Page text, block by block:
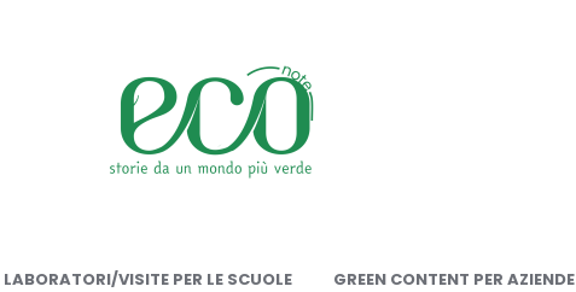
LABORATORI/VISITE PER LE SCUOLE GREEN CONTENT PER AZIENDE